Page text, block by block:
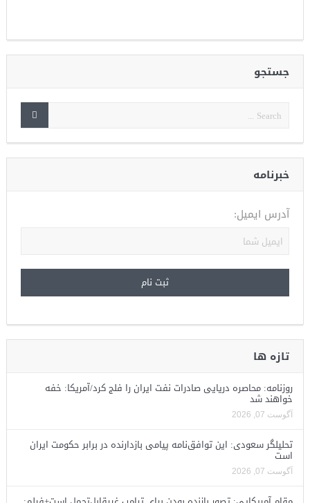
جستجو
خبرنامه
آدرس ایمیل:
تازه ها
روزنامه: محاصره دریایی صادرات نفت ایران را فلج کرد/آمریکا: خفه
خواهند شد
آگوست 07, 2026
تحلیلگر سعودی: این توافق‌نامه پیامی بازدارنده در برابر حکومت ایران
است
آگوست 07, 2026